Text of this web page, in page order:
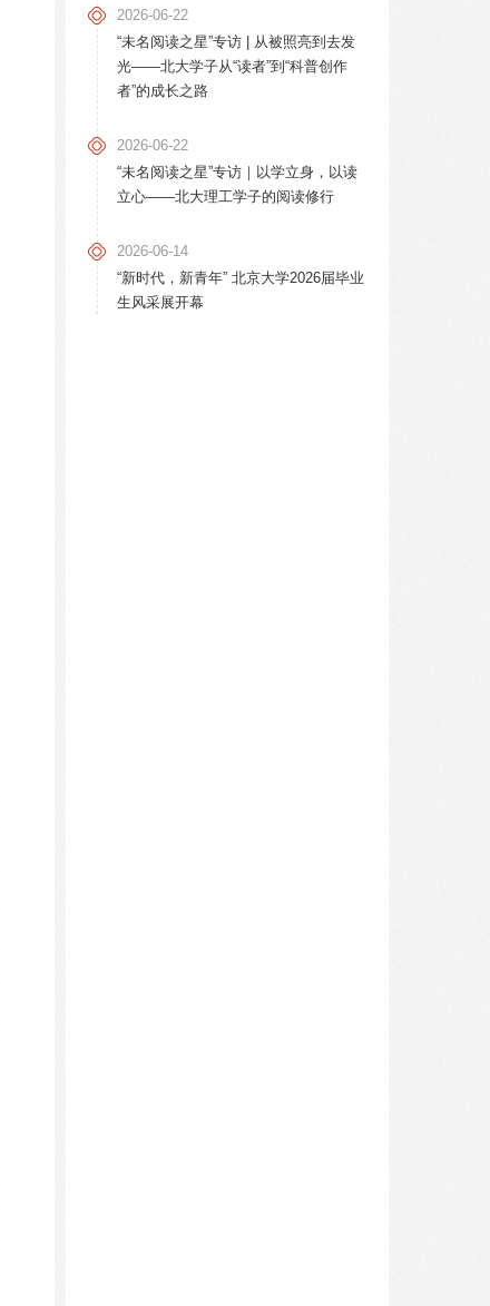
2026-06-22
“未名阅读之星”专访 | 从被照亮到去发
光——北大学子从“读者”到“科普创作
者”的成长之路
2026-06-22
“未名阅读之星”专访｜以学立身，以读
立心——北大理工学子的阅读修行
2026-06-14
“新时代，新青年” 北京大学2026届毕业
生风采展开幕